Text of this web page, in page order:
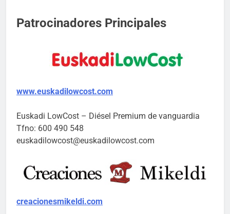
Patrocinadores Principales
www.euskadilowcost.com
Euskadi LowCost – Diésel Premium de vanguardia
Tfno: 600 490 548
euskadilowcost@euskadilowcost.com
creacionesmikeldi.com